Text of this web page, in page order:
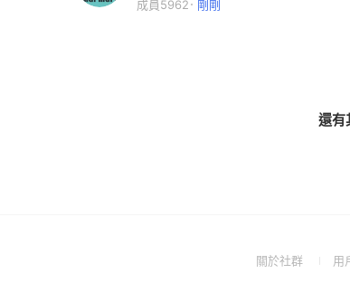
成員5962
剛剛
還有
關於社群
(Open用